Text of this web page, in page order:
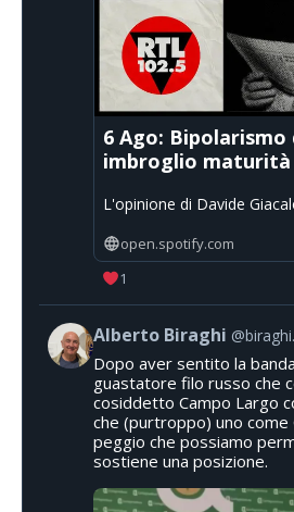
6 Ago:
imbroglio maturità
L'opinione di Davide
open.spotify.com
1
Alberto Biraghi
Dopo aver sentito la
guastatore filo russo che
cosiddetto Campo Largo
che (purtroppo) uno
peggio che possiamo
sostiene una posizione.